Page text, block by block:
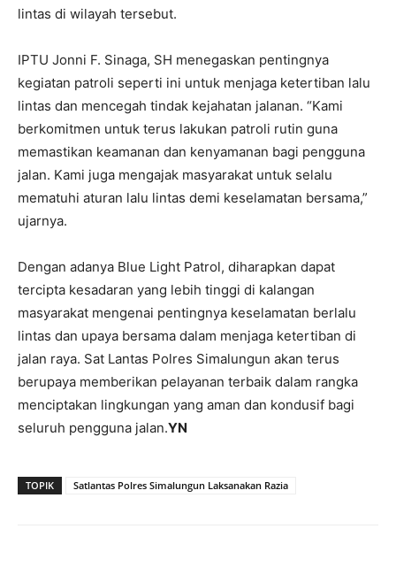
lintas di wilayah tersebut.
IPTU Jonni F. Sinaga, SH menegaskan pentingnya
kegiatan patroli seperti ini untuk menjaga ketertiban lalu
lintas dan mencegah tindak kejahatan jalanan. “Kami
berkomitmen untuk terus lakukan patroli rutin guna
memastikan keamanan dan kenyamanan bagi pengguna
jalan. Kami juga mengajak masyarakat untuk selalu
mematuhi aturan lalu lintas demi keselamatan bersama,”
ujarnya.
Dengan adanya Blue Light Patrol, diharapkan dapat
tercipta kesadaran yang lebih tinggi di kalangan
masyarakat mengenai pentingnya keselamatan berlalu
lintas dan upaya bersama dalam menjaga ketertiban di
jalan raya. Sat Lantas Polres Simalungun akan terus
berupaya memberikan pelayanan terbaik dalam rangka
menciptakan lingkungan yang aman dan kondusif bagi
seluruh pengguna jalan.YN
TOPIK Satlantas Polres Simalungun Laksanakan Razia